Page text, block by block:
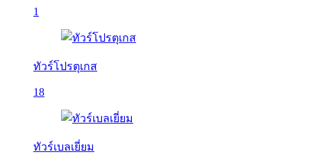
1
ทัวร์โปรตุเกส
18
ทัวร์เบลเยี่ยม